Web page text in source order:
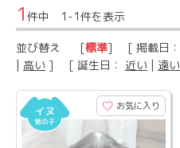
1 件中 1-1件を表示
並び替え [標準] [ 掲載日：
| 高い ] [ 誕生日： 近い | 遠い
お気に入り